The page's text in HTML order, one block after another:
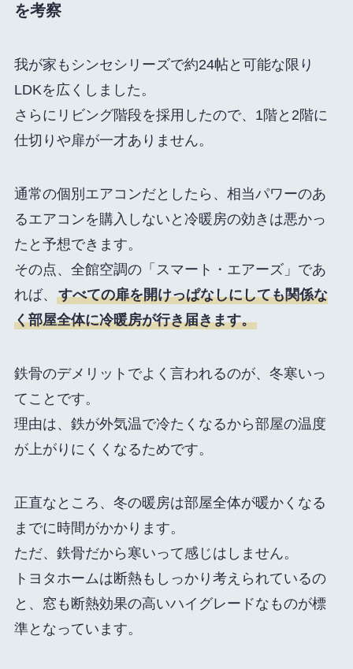
を考察
我が家もシンセシリーズで約24帖と可能な限り
LDKを広くしました。
さらにリビング階段を採用したので、1階と2階に
仕切りや扉が一才ありません。
通常の個別エアコンだとしたら、相当パワーのあ
るエアコンを購入しないと冷暖房の効きは悪かっ
たと予想できます。
その点、全館空調の「スマート・エアーズ」であ
れば、 すべての扉を開けっぱなしにしても関係な
く部屋全体に冷暖房が行き届きます。
鉄骨のデメリットでよく言われるのが、冬寒いっ
てことです。
理由は、鉄が外気温で冷たくなるから部屋の温度
が上がりにくくなるためです。
正直なところ、冬の暖房は部屋全体が暖かくなる
までに時間がかかります。
ただ、鉄骨だから寒いって感じはしません。
トヨタホームは断熱もしっかり考えられているの
と、窓も断熱効果の高いハイグレードなものが標
準となっています。